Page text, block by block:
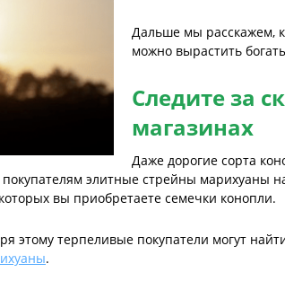
Дальше мы расскажем,
можно вырастить
Следите за
магазинах
Даже дорогие сорта
элитные стрейны марихуаны
вы приобретаете семечки конопли.
этому терпеливые покупатели могут
.